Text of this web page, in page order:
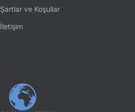
Şartlar ve Koşullar
İletişim